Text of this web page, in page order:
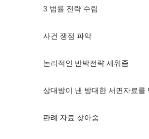
3 법률 전략 수립
사건 쟁점 파악
논리적인 반박전략 세워줌
상대방이 낸 방대한 서면자료를
판례 자료 찾아줌